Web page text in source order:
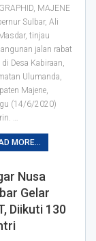
MAJENE
Sulbar, Ali
tinjau
jalan rabat
di Desa Kabiraan,
Ulumanda,
Majene,
(14/6/2020)
MORE...
Nusa
Gelar
Diikuti 130